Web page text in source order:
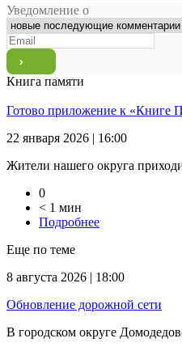
Уведомление о
Книга памяти
Готово приложение к «Книге
22 января 2026 | 16:00
Жители нашего округа
0
< 1 мин
Подробнее
Еще по теме
8 августа 2026 | 18:00
Обновление дорожной сети
В городском округе